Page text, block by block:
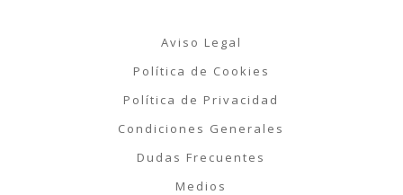
Aviso Legal
Política de Cookies
Política de Privacidad
Condiciones Generales
Dudas Frecuentes
Medios